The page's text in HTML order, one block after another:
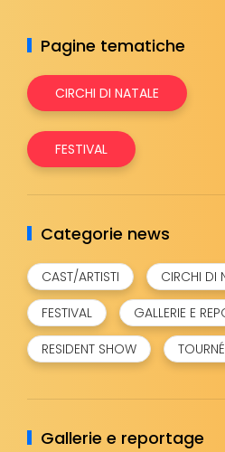
Pagine tematiche
CIRCHI DI NATALE
FESTIVAL
Categorie news
CAST/ARTISTI
CIRCHI DI
FESTIVAL
GALLERIE E
RESIDENT SHOW
Gallerie e reportage